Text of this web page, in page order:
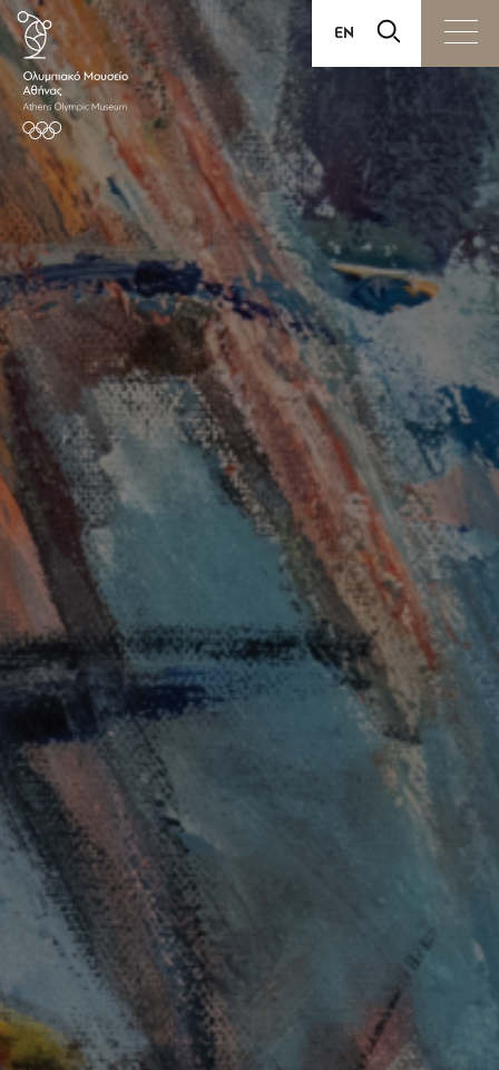
EN
ΤΟ ΜΟΥΣΕΙΟ
ΝΕΑ
ΠΟΛΥΜΕΣΑ
ΕΠΙΚΟΙΝΩΝΙΑ
ΕΙΣΙΤΗΡΙΑ
ΕΠΙΣΚΕΨΗ
ΕΚΘΕΣΕΙΣ
ΔΡΑΣΕΙΣ
ΕΚΠΑΙΔΕΥΣΗ
ΠΩΛΗΤΗΡΙΟ
ΔΙΑΘΕΣΗ ΧΩΡΩΝ